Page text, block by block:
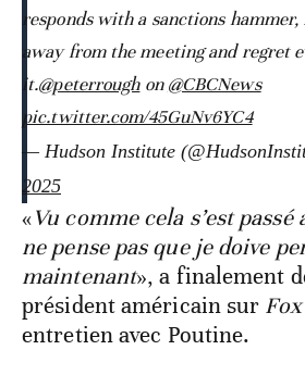
responds with a sanctions
away from the meeting and regret
it.@peterroughon@CBCNews
pic.twitter.com/45GuNv6YC4
— Hudson Institute
2025
«Vu comme cela s’est
ne pense pas que je doive
maintenant», a finalement
président américain sur
entretien avec Poutine.